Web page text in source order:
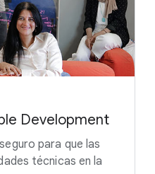
Development
para que las
técnicas en la